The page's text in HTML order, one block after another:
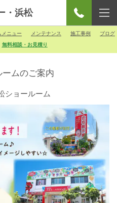
・浜松
メニュー メンテナンス 施工事例
ブログ
無料相談・お見積り
ームのご案内
ショールーム